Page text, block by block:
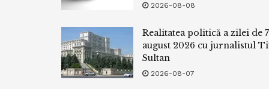
2026-08-08
Realitatea politică a zilei de 7
august 2026 cu jurnalistul
Sultan
2026-08-07